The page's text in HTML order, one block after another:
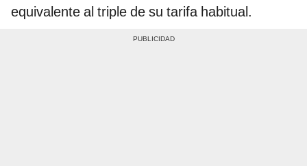
equivalente al triple de su tarifa habitual.